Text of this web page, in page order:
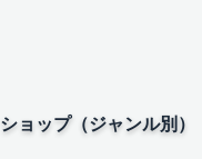
ショップ（ジャンル別）